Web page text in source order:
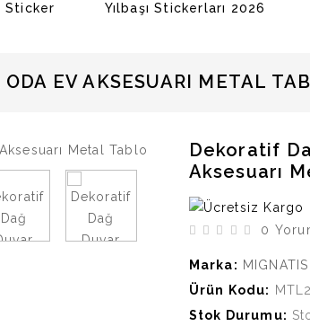
Sticker Yılbaşı Stickerları 2026
EV AKSESUARI METAL
Dekoratif
Aksesuarı
0
Marka: MIGNATIS
Ürün Kodu:
Stok Durumu: